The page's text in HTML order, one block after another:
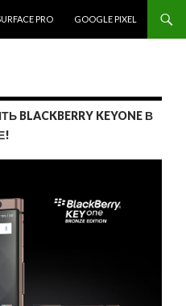
PRO GOOGLE PIXEL
KEYONE В